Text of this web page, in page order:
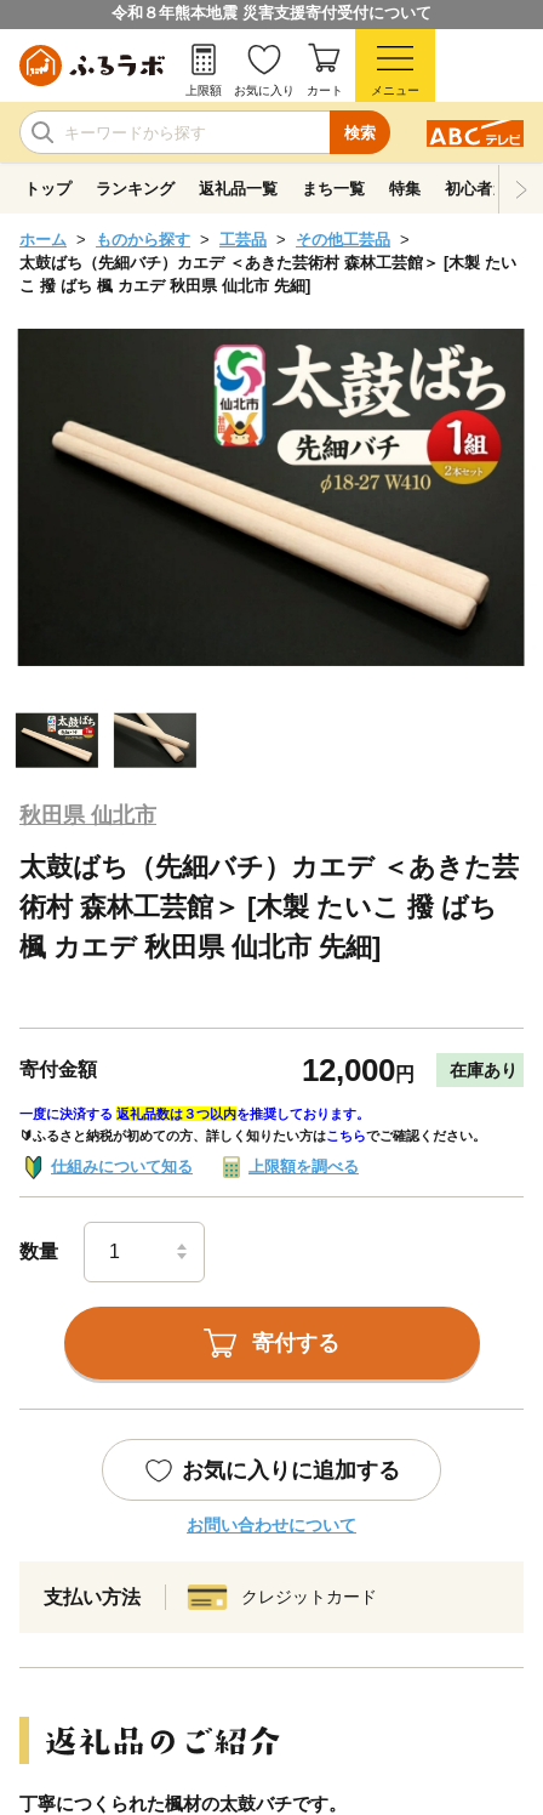
令和８年熊本地震 災害支援寄付受付について
検索
上限額 お気に入り カート メニュー
トップ ランキング 返礼品一覧 まち一覧 特集 初心者ガイド
ホーム ものから探す 工芸品
その他工芸品
太鼓ばち（先細バチ）カエデ ＜あきた芸術村 森林工芸館＞ [木製 たい
こ 撥 ばち 楓 カエデ 秋田県 仙北市 先細]
秋田県 仙北市
太鼓ばち（先細バチ）カエデ ＜あきた芸
術村 森林工芸館＞ [木製 たいこ 撥 ばち
楓 カエデ 秋田県 仙北市 先細]
寄付金額 12,000円 在庫あり
一度に決済する 返礼品数は３つ以内を推奨しております。
🔰ふるさと納税が初めての方、詳しく知りたい方はこちらでご確認ください。
仕組みについて知る 上限額を調べる
数量
寄付する
お気に入りに追加する
お問い合わせについて
支払い方法 クレジットカード
丁寧につくられた楓材の太鼓バチです。